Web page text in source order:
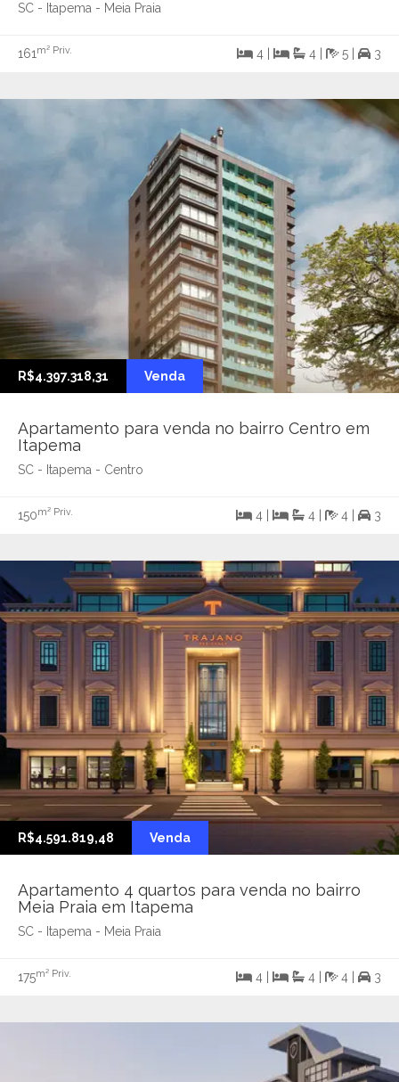
SC - Itapema - Meia Praia
161 m² Priv. 4 | 4 | 5 | 3
R$4.397.318,31 Venda
Apartamento para venda no bairro Centro em
Itapema
SC - Itapema - Centro
150m² Priv. 4 | 4 | 4 | 3
R$4.591.819,48 Venda
Apartamento 4 quartos para venda no bairro
Meia Praia em Itapema
SC - Itapema - Meia Praia
175m² Priv. 4 | 4 | 4 | 3